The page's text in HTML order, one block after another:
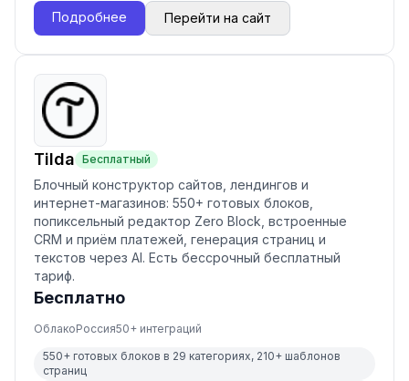
Подробнее Перейти на сайт
Tilda Бесплатный
Блочный конструктор сайтов, лендингов и
интернет-магазинов: 550+ готовых блоков,
попиксельный редактор Zero Block, встроенные
CRM и приём платежей, генерация страниц и
текстов через AI. Есть бессрочный бесплатный
тариф.
Бесплатно
ОблакоРоссия50+ интеграций
550+ готовых блоков в 29 категориях, 210+ шаблонов
страниц